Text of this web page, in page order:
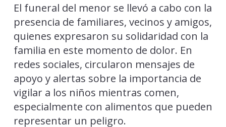
El funeral del menor se llevó a cabo con la
presencia de familiares, vecinos y amigos,
quienes expresaron su solidaridad con la
familia en este momento de dolor. En
redes sociales, circularon mensajes de
apoyo y alertas sobre la importancia de
vigilar a los niños mientras comen,
especialmente con alimentos que pueden
representar un peligro.